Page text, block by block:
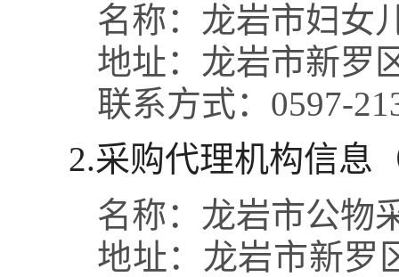
名称： 龙岩市妇女
地址： 龙岩市新罗
联系方式： 0597-
2.采购代理机构信息
名称： 龙岩市公物
地址： 龙岩市新罗